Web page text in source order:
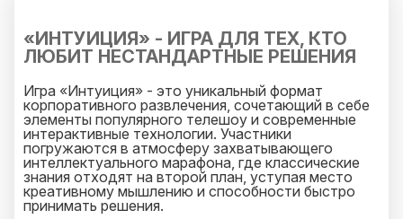
«ИНТУИЦИЯ» - ИГРА ДЛЯ ТЕХ, КТО
ЛЮБИТ НЕСТАНДАРТНЫЕ РЕШЕНИЯ
Игра «Интуиция» - это уникальный формат
корпоративного развлечения, сочетающий в себе
элементы популярного телешоу и современные
интерактивные технологии. Участники
погружаются в атмосферу захватывающего
интеллектуального марафона, где классические
знания отходят на второй план, уступая место
креативному мышлению и способности быстро
принимать решения.